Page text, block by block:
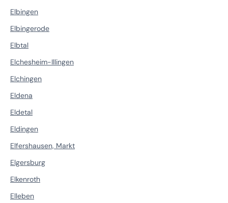
Elbingen
Elbingerode
Elbtal
Elchesheim-Illingen
Elchingen
Eldena
Eldetal
Eldingen
Elfershausen, Markt
Elgersburg
Elkenroth
Elleben